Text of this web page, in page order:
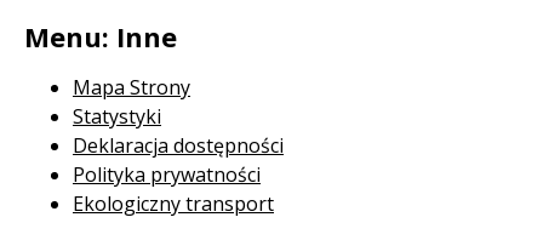
Menu: Inne
Mapa Strony
Statystyki
Deklaracja dostępności
Polityka prywatności
Ekologiczny transport